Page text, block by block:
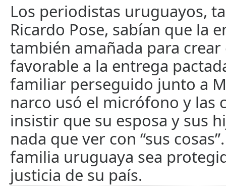
Los periodistas uruguayos,
Ricardo Pose, sabían que la
también amañada para
favorable a la entrega
familiar perseguido junto a
narco usó el micrófono y las
insistir que su esposa y sus
nada que ver con “sus
familia uruguaya sea
justicia de su país.